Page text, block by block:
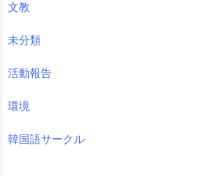
文教
未分類
活動報告
環境
韓国語サークル